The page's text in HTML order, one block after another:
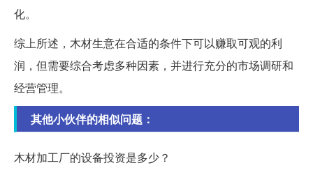
化。
综上所述，木材生意在合适的条件下可以赚取可观的利
润，但需要综合考虑多种因素，并进行充分的市场调研和
经营管理。
其他小伙伴的相似问题：
木材加工厂的设备投资是多少？